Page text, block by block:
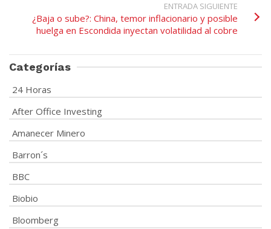
ENTRADA SIGUIENTE
¿Baja o sube?: China, temor inflacionario y posible
huelga en Escondida inyectan volatilidad al cobre
Categorías
24 Horas
After Office Investing
Amanecer Minero
Barron´s
BBC
Biobio
Bloomberg